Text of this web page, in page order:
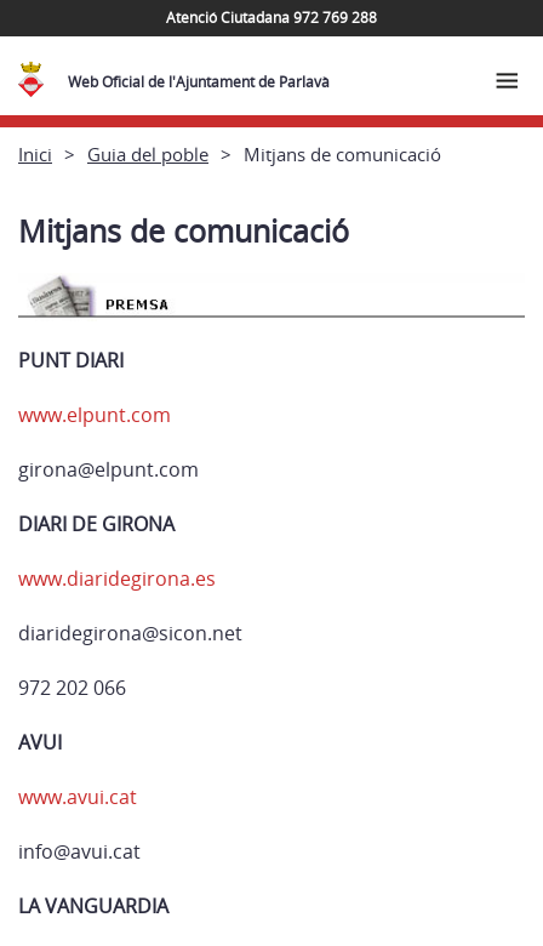
Atenció Ciutadana 972 769 288
Web Oficial de l'Ajuntament de Parlavà
Inici Guia del poble Mitjans de comunicació
Mitjans de comunicació
PUNT DIARI
www.elpunt.com
girona@elpunt.com
DIARI DE GIRONA
www.diaridegirona.es
diaridegirona@sicon.net
972 202 066
AVUI
www.avui.cat
info@avui.cat
LA VANGUARDIA